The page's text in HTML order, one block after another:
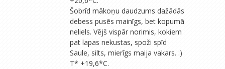
Šobrīd mākoņu daudzums dažādās
debess pusēs mainīgs, bet kopumā
neliels. Vējš vispār norimis, kokiem
pat lapas nekustas, spoži spīd
Saule, silts, mierīgs maija vakars. :)
T* +19,6*C.